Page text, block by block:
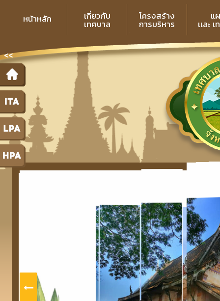
<<
หน้าหลัก เกี่ยวกับ
เทศบาล
โครงสร้าง
การบริหาร
แ
เเละ